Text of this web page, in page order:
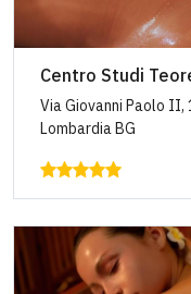
Centro Studi
Via Giovanni Paolo II,
Lombardia BG